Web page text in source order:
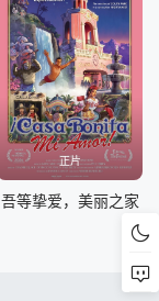
正片
吾等挚爱，美丽之家